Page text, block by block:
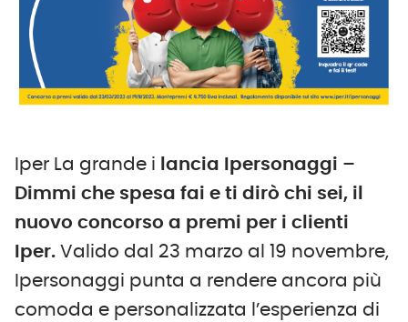
Iper La grande i lancia
Ipersonaggi –
Dimmi che spesa fai e ti dirò chi sei, il
nuovo concorso a premi per i clienti
Iper. Valido dal 23 marzo al 19 novembre,
Ipersonaggi punta a rendere ancora più
comoda e personalizzata l’esperienza di